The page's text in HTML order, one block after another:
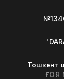
Tошкент
ҒОЯ